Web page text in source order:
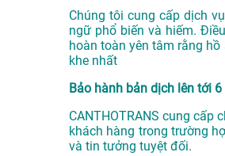
Chúng tôi cung cấp dịch
ngữ phổ biến và hiếm.
hoàn toàn yên tâm rằng
khe nhất
Bảo hành bản dịch lên tới
CANTHOTRANS cung
khách hàng trong trường
và tin tưởng tuyệt đối.